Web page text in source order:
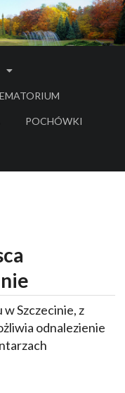
POCHÓWKI
- LINK DO SERWISU
Szczecinie, z
odnalezienie